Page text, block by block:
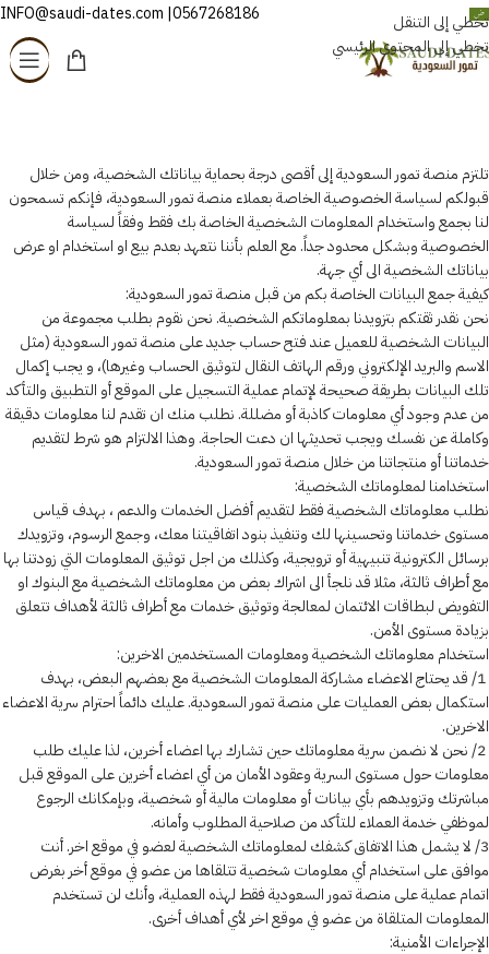
تخطي إلى التنقل
تخطي إلى المحتوى الرئيسي
العربية 0567268186| INFO@saudi-dates.com
تلتزم منصة تمور السعودية إلى أقصى درجة بحماية بياناتك الشخصية، ومن خلال
قبولكم لسياسة الخصوصية الخاصة بعملاء منصة تمور السعودية، فإنكم تسمحون
لنا بجمع واستخدام المعلومات الشخصية الخاصة بك فقط وفقاً لسياسة
الخصوصية وبشكل محدود جداً. مع العلم بأننا نتعهد بعدم بيع او استخدام او عرض
بياناتك الشخصية الى أي جهة.
كيفية جمع البيانات الخاصة بكم من قبل منصة تمور السعودية:
نحن نقدر ثقتكم بتزويدنا بمعلوماتكم الشخصية. نحن نقوم بطلب مجموعة من
البيانات الشخصية للعميل عند فتح حساب جديد على منصة تمور السعودية (مثل
الاسم والبريد الإلكتروني ورقم الهاتف النقال لتوثيق الحساب وغيرها)، و يجب إكمال
تلك البيانات بطريقة صحيحة لإتمام عملية التسجيل على الموقع أو التطبيق والتأكد
من عدم وجود أي معلومات كاذبة أو مضللة. نطلب منك ان تقدم لنا معلومات دقيقة
وكاملة عن نفسك ويجب تحديثها ان دعت الحاجة. وهذا الالتزام هو شرط لتقديم
خدماتنا أو منتجاتنا من خلال منصة تمور السعودية.
استخدامنا لمعلوماتك الشخصية:
نطلب معلوماتك الشخصية فقط لتقديم أفضل الخدمات والدعم ، بهدف قياس
مستوى خدماتنا وتحسينها لك وتنفيذ بنود اتفاقيتنا معك، وجمع الرسوم، وتزويدك
برسائل الكترونية تنبيهية أو ترويجية، وكذلك من اجل توثيق المعلومات التي زودتنا بها
مع أطراف ثالثة، مثلا قد نلجأ الى اشراك بعض من معلوماتك الشخصية مع البنوك او
التفويض لبطاقات الائتمان لمعالجة وتوثيق خدمات مع أطراف ثالثة لأهداف تتعلق
بزيادة مستوى الأمن.
استخدام معلوماتك الشخصية ومعلومات المستخدمين الاخرين:
1/ قد يحتاج الاعضاء مشاركة المعلومات الشخصية مع بعضهم البعض، بهدف
استكمال بعض العمليات على منصة تمور السعودية. عليك دائماً احترام سرية الاعضاء
الاخرين.
2/ نحن لا نضمن سرية معلوماتك حين تشارك بها اعضاء أخرين، لذا عليك طلب
معلومات حول مستوى السرية وعقود الأمان من أي اعضاء أخرين على الموقع قبل
مباشرتك وتزويدهم بأي بيانات أو معلومات مالية أو شخصية، وبإمكانك الرجوع
لموظفي خدمة العملاء للتأكد من صلاحية المطلوب وأمانه.
3/ لا يشمل هذا الاتفاق كشفك لمعلوماتك الشخصية لعضو في موقع اخر. أنت
موافق على استخدام أي معلومات شخصية تتلقاها من عضو في موقع أخر بغرض
اتمام عملية على منصة تمور السعودية فقط لهذه العملية، وأنك لن تستخدم
المعلومات المتلقاة من عضو في موقع اخر لأي أهداف أخرى.
الإجراءات الأمنية: